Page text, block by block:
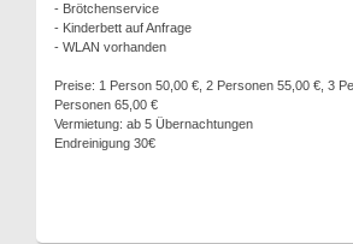
- Brötchenservice
- Kinderbett auf Anfrage
- WLAN vorhanden
Preise: 1 Person 50,00 €, 2 Personen 55,00 €, 3
Personen 65,00 €
Vermietung: ab 5 Übernachtungen
Endreinigung 30€